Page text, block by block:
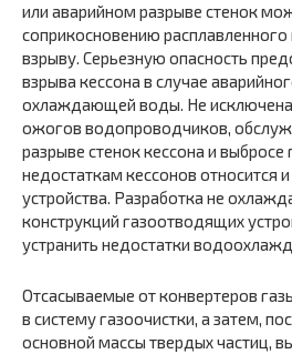
или аварийном разрыве стенок
соприкосновению
взрыву. Серьезную опасность
взрыва кессона в случае
охлаждающей воды. Не
ожогов водопроводчиков,
разрыве стенок кессона и
недостаткам кессонов относится
устройства. Разработка не
конструкций газоотводящих
устранить недостатки
Отсасываемые от конвертеров
в систему газоочистки, а затем,
основной массы твердых частиц,